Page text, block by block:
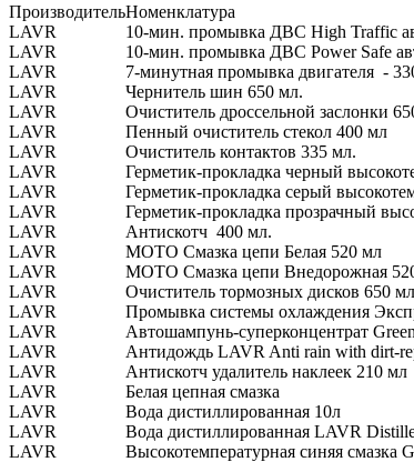
ПроизводительНоменклатура
LAVR
10-мин. промывка ДВС High Traffic
LAVR
10-мин. промывка ДВС Power Safe
LAVR
7-минутная промывка двигателя -
LAVR
Чернитель шин 650 мл.
LAVR
Очиститель дроссельной заслонки
LAVR
Пенный очиститель стекол 400 мл
LAVR
Очиститель контактов 335 мл.
LAVR
Герметик-прокладка черный
LAVR
Герметик-прокладка серый
LAVR
Герметик-прокладка прозрачный
LAVR
Антискотч 400 мл.
LAVR
MOTO Смазка цепи Белая 520 мл
LAVR
MOTO Смазка цепи Внедорожная
LAVR
Очиститель тормозных дисков 650 мл
LAVR
Промывка системы охлаждения
LAVR
Автошампунь-суперконцентрат
LAVR
Антидождь LAVR Anti rain with dirt-
LAVR
Антискотч удалитель наклеек 210 мл
LAVR
Белая цепная смазка
LAVR
Вода дистиллированная 10л
LAVR
Вода дистиллированная LAVR
LAVR
Высокотемпературная синяя смазка